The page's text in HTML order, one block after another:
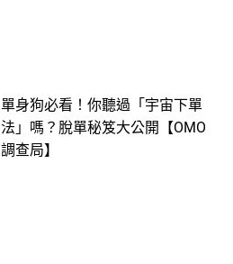
單身狗必看！你聽過「宇宙下單
法」嗎？脫單秘笈大公開【OMO
調查局】